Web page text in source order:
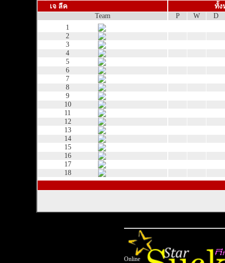
เจ ลีค
ทั้ง
Team
P W
D
1
2
3
4
5
6
7
8
9
10
11
12
13
14
15
16
17
18
Online